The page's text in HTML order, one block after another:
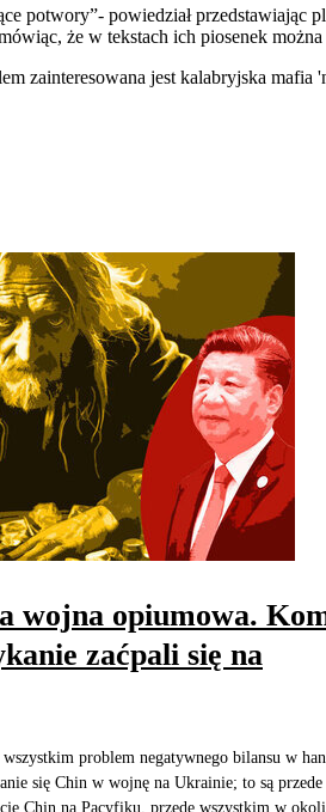
potwory”- powiedział
że w tekstach ich piosenek
zainteresowana jest kalabryjska
wojna opiumowa.
zaćpali się na
problem negatywnego bilansu w
się Chin w wojnę na Ukrainie; to są przede
Chin na Pacyfiku, przede wszystkim w